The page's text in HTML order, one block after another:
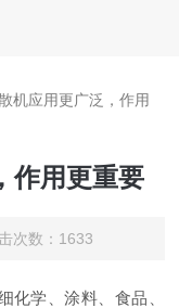
机应用更广泛，作用
作用更重要
次数：1633
学、涂料、食品、